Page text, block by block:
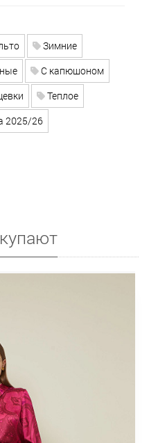
Зимние
С капюшоном
Теплое
2025/26